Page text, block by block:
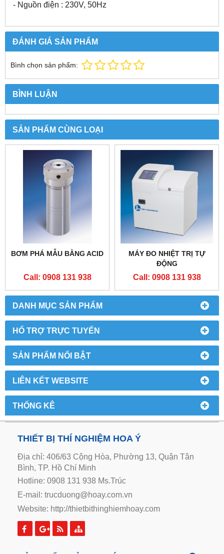
DANH MỤC SẢN PHẨM
HỔ TRỢ TRỰC TUYẾN
SẢN PHẨM NỔI BẬT
LIÊN KẾT WEBSITE
THỐNG KÊ
- Nguồn điện : 230V, 50Hz
ĐÁNH GIÁ SẢN PHẨM
Bình chọn sản phẩm:
BÌNH LUẬN
SẢN PHẨM CÙNG LOẠI
BƠM PHÁ MẪU BẰNG ACID
Call: 0908 131 938
MÁY ĐO NHIỆT TRỊ TỰ
ĐỘNG
Call: 0908 131 938
THIẾT BỊ THÍ NGHIỆM HOA Ý
Địa chỉ: 406/63 Cộng Hòa, Phường 13, Quận Tân
Bình, TP. Hồ Chí Minh
Hotline: 0908 131 938 Ms.Trúc
E-mail: trucduong@hoay.com.vn
Website: http://thietbithinghiemhoay.com